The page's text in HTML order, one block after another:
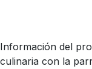
Información del
culinaria con la